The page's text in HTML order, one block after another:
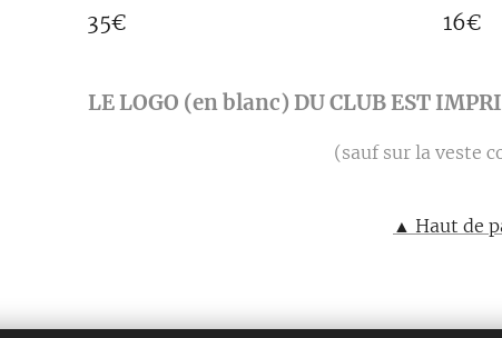
35€ 16€
LE LOGO (en blanc) DU CLUB EST
(sauf sur la veste
▲ Haut de